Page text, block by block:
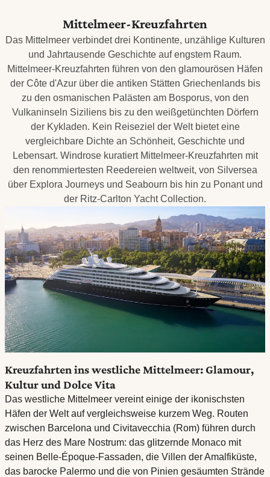
Mittelmeer-Kreuzfahrten
Das Mittelmeer verbindet drei Kontinente, unzählige Kulturen
und Jahrtausende Geschichte auf engstem Raum.
Mittelmeer-Kreuzfahrten führen von den glamourösen Häfen
der Côte d'Azur über die antiken Stätten Griechenlands bis
zu den osmanischen Palästen am Bosporus, von den
Vulkaninseln Siziliens bis zu den weißgetünchten Dörfern
der Kykladen. Kein Reiseziel der Welt bietet eine
vergleichbare Dichte an Schönheit, Geschichte und
Lebensart. Windrose kuratiert Mittelmeer-Kreuzfahrten mit
den renommiertesten Reedereien weltweit, von Silversea
über Explora Journeys und Seabourn bis hin zu Ponant und
der Ritz-Carlton Yacht Collection.
Kreuzfahrten ins westliche Mittelmeer: Glamour,
Kultur und Dolce Vita
Das westliche Mittelmeer vereint einige der ikonischsten
Häfen der Welt auf vergleichsweise kurzem Weg. Routen
zwischen Barcelona und Civitavecchia (Rom) führen durch
das Herz des Mare Nostrum: das glitzernde Monaco mit
seinen Belle-Époque-Fassaden, die Villen der Amalfiküste,
das barocke Palermo und die von Pinien gesäumten Strände